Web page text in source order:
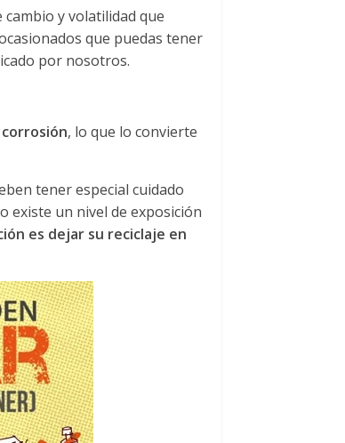
y volatilidad que
que puedas tener
por nosotros.
, lo que lo convierte
tener especial cuidado
existe un nivel de exposición
es dejar su reciclaje en